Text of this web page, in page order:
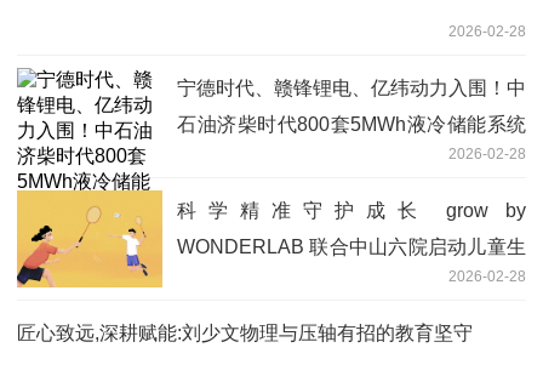
2026-02-28
宁德时代、赣锋锂电、亿纬动力入围！中
石油济柴时代800套5MWh液冷储能系统
2026-02-28
科学精准守护成长 grow by
WONDERLAB 联合中山六院启动儿童生
2026-02-28
匠心致远,深耕赋能:刘少文物理与压轴有招的教育坚守